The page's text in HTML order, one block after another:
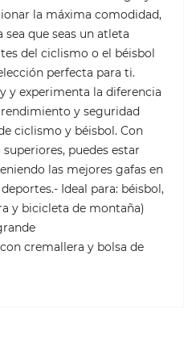
la máxima comodidad,
que seas un atleta
del ciclismo o el béisbol
perfecta para ti.
y experimenta la diferencia
y seguridad
ciclismo y béisbol. Con
puedes estar
las mejores gafas en
Ideal para: béisbol,
y bicicleta de montaña)
cremallera y bolsa de